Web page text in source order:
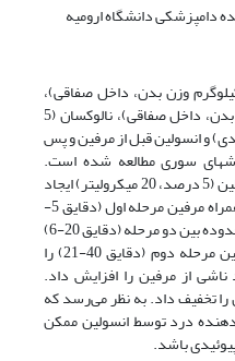
دامپزشکی دانشگاه ارومیه
و 2 و 3 واحد به کیلوگرم وزن بدن، داخل صفاقی)،
مرفین (5 میلی‌گرم به کیلوگرم وزن بدن، داخل صفاقی)، نالوکسان (5
و انسولین قبل از مرفین و پس
سوری مطالعه شده است.
آزمون فرمالین با تزریق کف‌پایی فرمالین (5 درصد، 20 میکرولیتر) ایجاد
شد. مرفین به تنهایی و انسولین به همراه مرفین مرحله اول (دقایق 5-
0) درد را کاهش دادند. نالوکسان محدوده بین دو مرحله (دقایق 20-6)
درد را افزایش داد. انسولین و مرفین مرحله دوم (دقایق 40-21) را
از مرفین را افزایش داد.
را تخفیف داد. به نظر می‌رسد که
درد توسط انسولین ممکن
باشد.